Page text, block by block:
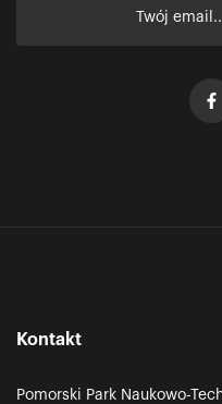
Kontakt
Pomorski Park Naukowo-